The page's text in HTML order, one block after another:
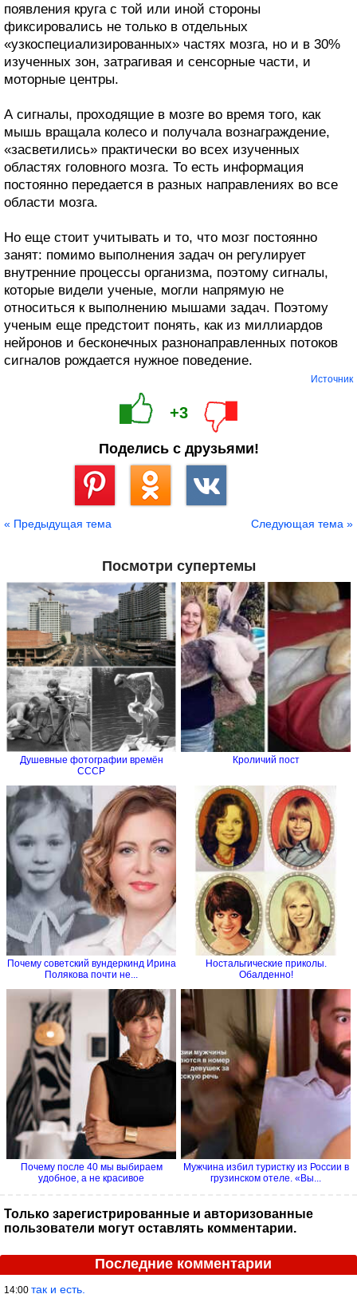
появления круга с той или иной стороны
фиксировались не только в отдельных
«узкоспециализированных» частях мозга, но и в 30%
изученных зон, затрагивая и сенсорные части, и
моторные центры.
А сигналы, проходящие в мозге во время того, как
мышь вращала колесо и получала вознаграждение,
«засветились» практически во всех изученных
областях головного мозга. То есть информация
постоянно передается в разных направлениях во все
области мозга.
Но еще стоит учитывать и то, что мозг постоянно
занят: помимо выполнения задач он регулирует
внутренние процессы организма, поэтому сигналы,
которые видели ученые, могли напрямую не
относиться к выполнению мышами задач. Поэтому
ученым еще предстоит понять, как из миллиардов
нейронов и бесконечных разнонаправленных потоков
сигналов рождается нужное поведение.
Источник
+3
Поделись с друзьями!
« Предыдущая тема Следующая тема »
Посмотри супертемы
Душевные фотографии времён
СССР
Кроличий пост
Почему советский вундеркинд Ирина
Полякова почти не...
Ностальгические приколы.
Обалденно!
Почему после 40 мы выбираем
удобное, а не красивое
Мужчина избил туристку из России в
грузинском отеле. «Вы...
Только зарегистрированные и авторизованные
пользователи могут оставлять комментарии.
Последние комментарии
14:00 так и есть.